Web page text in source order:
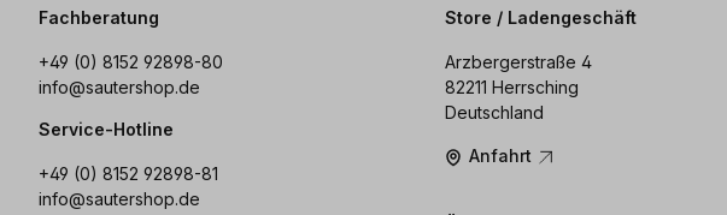
Fachberatung
+49 (0) 8152 92898-80
info@sautershop.de
Service-Hotline
+49 (0) 8152 92898-81
info@sautershop.de
Store / Ladengeschäft
Arzbergerstraße 4
82211 Herrsching
Deutschland
Anfahrt